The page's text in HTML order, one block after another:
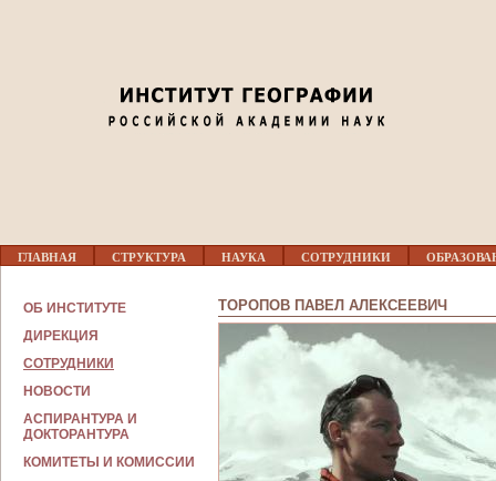
Л
ГЛАВНАЯ СТРУКТУРА НАУКА СОТРУДНИКИ
ТОРОПОВ ПАВЕЛ АЛЕКСЕЕВИЧ
ОБ ИНСТИТУТЕ
ДИРЕКЦИЯ
СОТРУДНИКИ
НОВОСТИ
АСПИРАНТУРА И
ДОКТОРАНТУРА
КОМИТЕТЫ И КОМИССИИ